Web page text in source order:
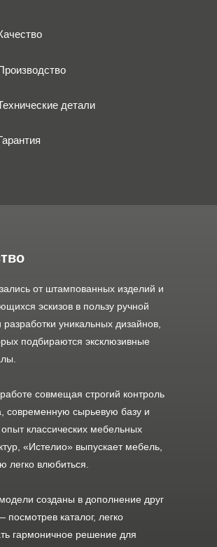
детали
от штампованных изделий и
эскизов в пользу ручной
разработки уникальных дизайнов,
подбираются эксклюзивные
совмещая строгий контроль
современную сырьевую базу и
классических мебельных
«Истелио» выпускает мебель,
легко влюбиться.
созданы в дополнение друг
посмотрев каталог, легко
гармоничное решение для